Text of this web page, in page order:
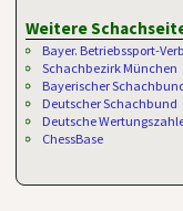
Weitere
Bayer. Betriebssport-
Schachbezirk München
Bayerischer
Deutscher Schachbund
Deutsche
ChessBase